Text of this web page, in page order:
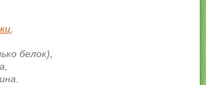
,
белок),